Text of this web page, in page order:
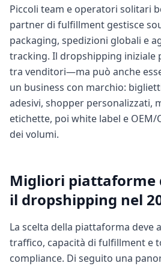
Piccoli team e operatori solitari
partner di fulfillment gestisce
packaging, spedizioni globali e
tracking. Il dropshipping iniziale
tra venditori—ma può anche
un business con marchio:
adesivi, shopper personalizzati,
etichette, poi white label e OEM/
dei volumi.
Migliori piattaforme
il dropshipping nel
La scelta della piattaforma deve
traffico, capacità di fulfillment e
compliance. Di seguito una